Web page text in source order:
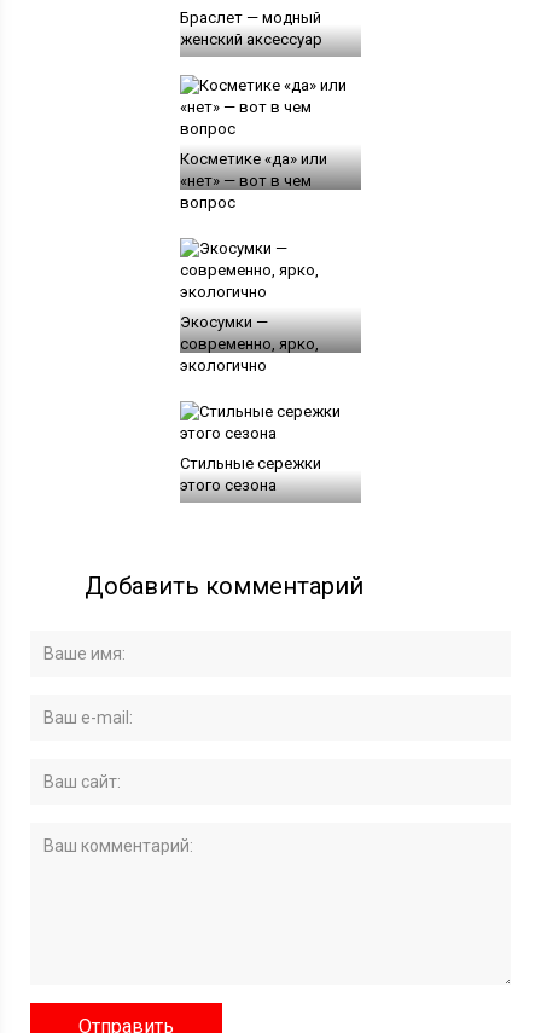
Браслет — модный
женский аксессуар
Косметике «да» или
«нет» — вот в чем
вопрос
Экосумки —
современно, ярко,
экологично
Стильные сережки
этого сезона
Добавить комментарий